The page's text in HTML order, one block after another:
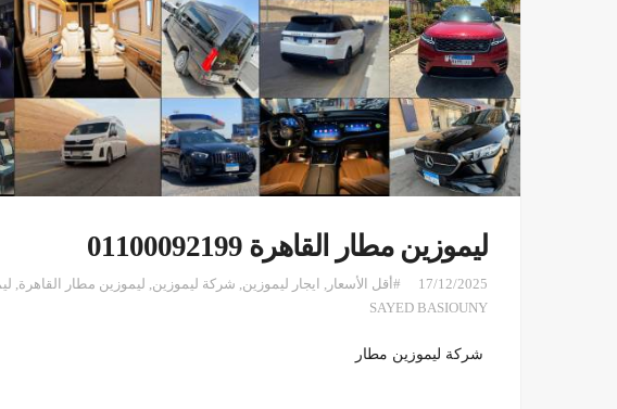
ليموزين مطار القاهرة 01100092199
17/12/2025 #أقل الأسعار ايجار ليموزين شركة ليموزين ليموزين مطار القاهرة
SAYED BASIOUNY
شركة ليموزين مطار